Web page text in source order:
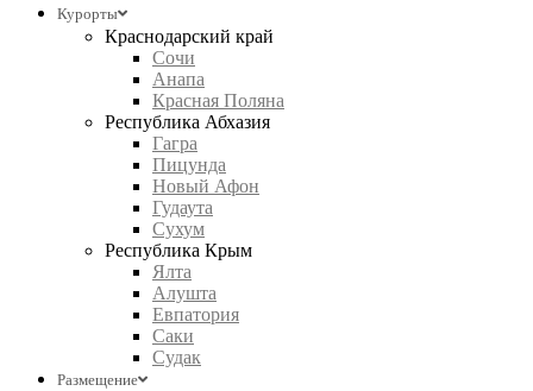
Курорты
Краснодарский край
Сочи
Анапа
Красная Поляна
Республика Абхазия
Гагра
Пицунда
Новый Афон
Гудаута
Сухум
Республика Крым
Ялта
Алушта
Евпатория
Саки
Судак
Размещение